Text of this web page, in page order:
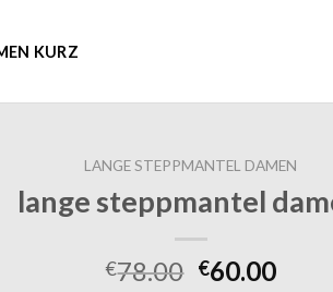
KURZ
LANGE STEPPMANTEL DAMEN
lange steppmantel
€78.00 €60.00